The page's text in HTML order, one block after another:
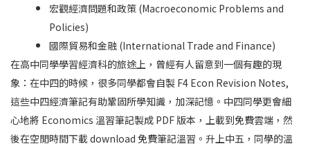
宏觀經濟問題和政策 (Macroeconomic Problems and
Policies)
國際貿易和金融 (International Trade and Finance)
在高中同學學習經濟科的旅途上，曾經有人留意到一個有趣的現
象：在中四的時候，很多同學都會自製 F4 Econ Revision Notes,
這些中四經濟筆記有助鞏固所學知識，加深記憶。中四同學更會細
心地將 Economics 溫習筆記製成 PDF 版本，上載到免費雲端，然
後在空閒時間下載 download 免費筆記溫習。升上中五，同學的溫